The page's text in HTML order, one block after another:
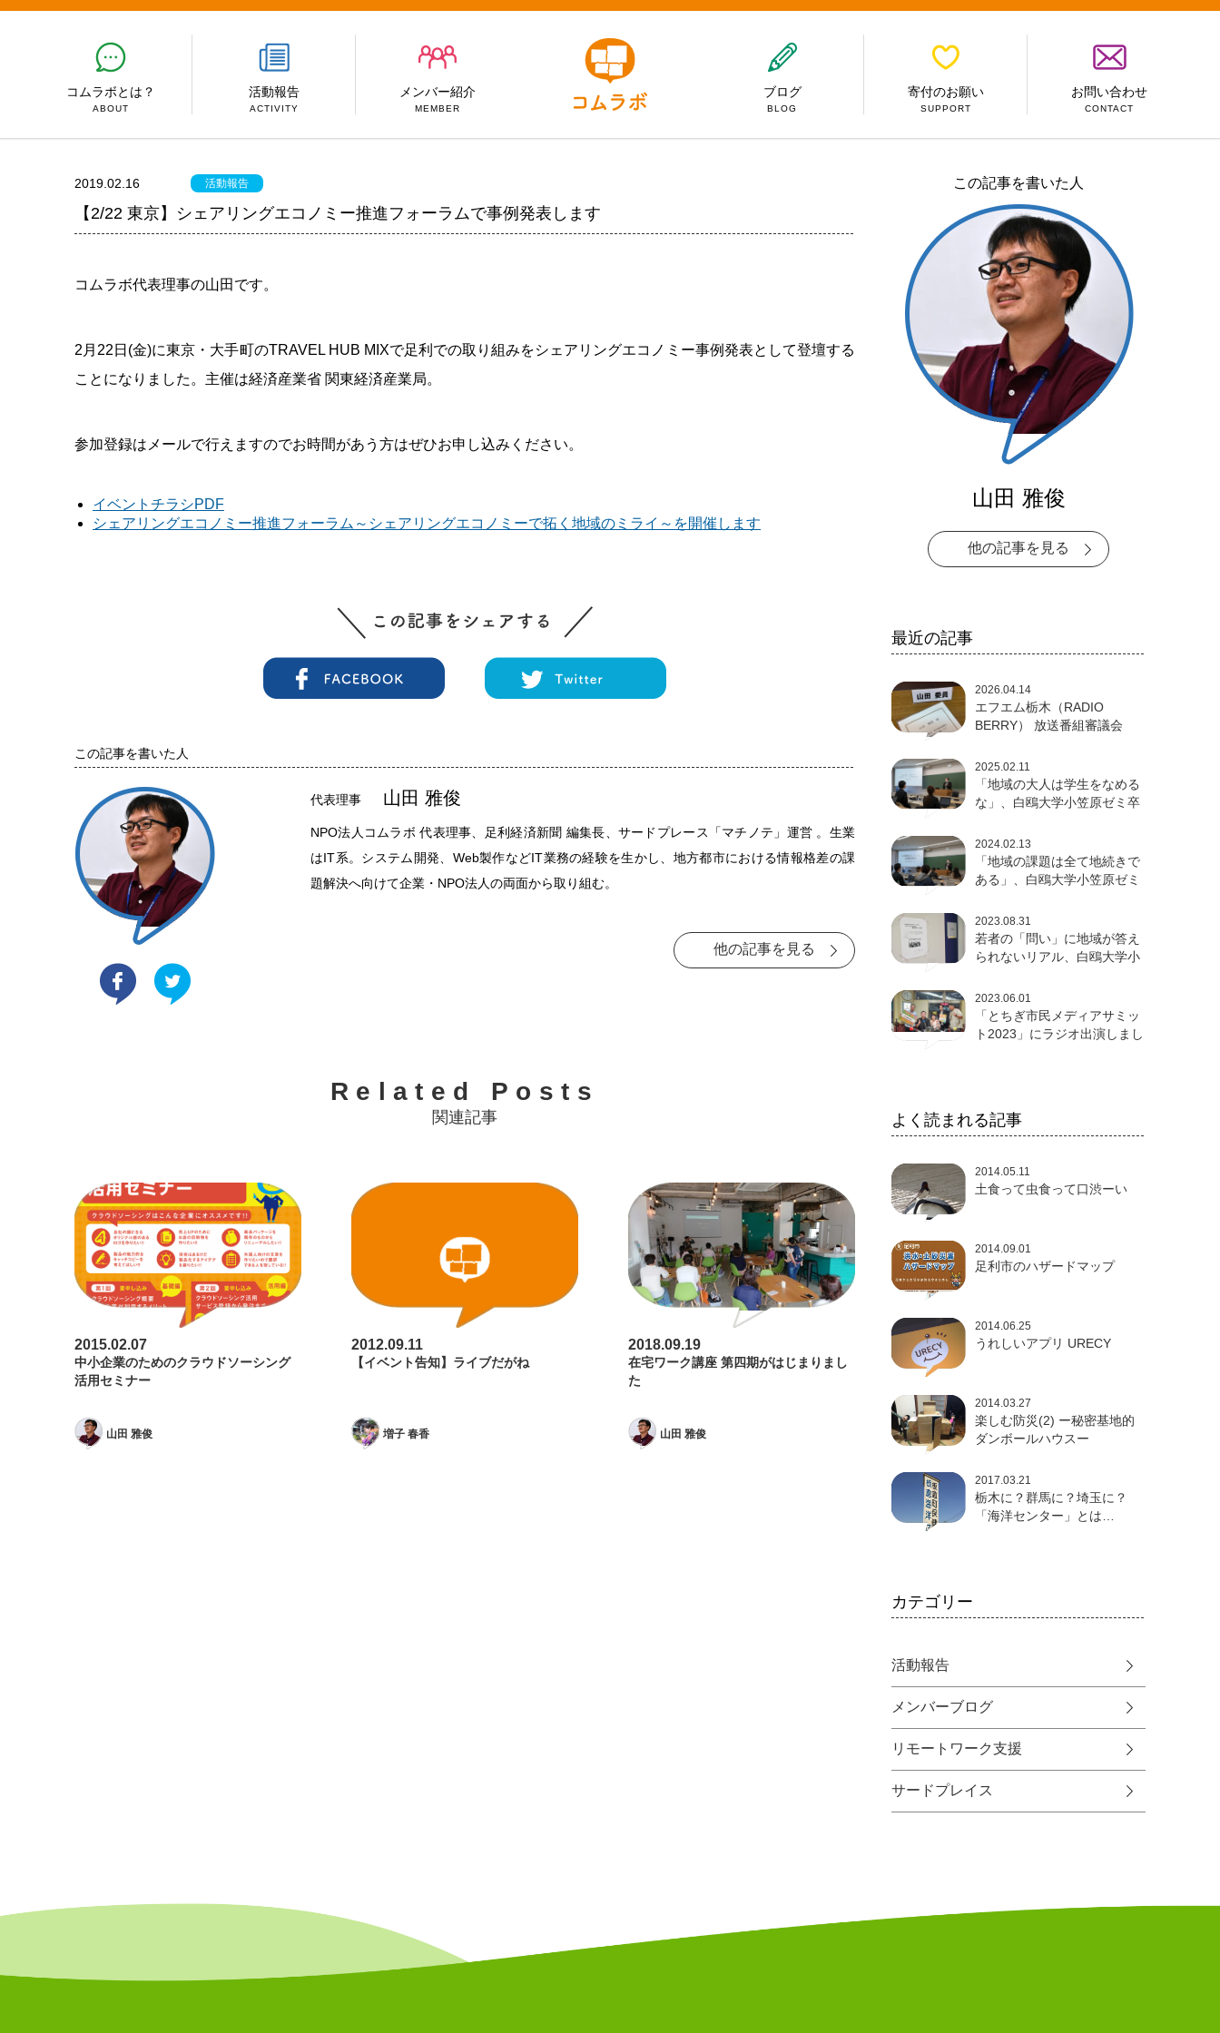
コムラボとは？
ABOUT
活動報告
ACTIVITY
メンバー紹介
MEMBER
ブログ
BLOG
寄付のお願い
SUPPORT
お問い合わせ
CONTACT
2019.02.16 活動報告
【2/22 東京】シェアリングエコノミー推進フォーラムで事例発表します
コムラボ代表理事の山田です。
2月22日(金)に東京・大手町のTRAVEL HUB MIXで足利での取り組みをシェアリングエコノミー事例発表として登壇する
ことになりました。主催は経済産業省 関東経済産業局。
参加登録はメールで行えますのでお時間があう方はぜひお申し込みください。
イベントチラシPDF
シェアリングエコノミー推進フォーラム～シェアリングエコノミーで拓く地域のミライ～を開催します
この記事を書いた人
代表理事 山田 雅俊
NPO法人コムラボ 代表理事、足利経済新聞 編集長、サードプレース「マチノテ」運営 。生業
はIT系。システム開発、Web製作などIT業務の経験を生かし、地方都市における情報格差の課
題解決へ向けて企業・NPO法人の両面から取り組む。
他の記事を見る
Related Posts
関連記事
2015.02.07
中小企業のためのクラウドソーシング
活用セミナー
山田 雅俊
2012.09.11
【イベント告知】ライブだがね
増子 春香
2018.09.19
在宅ワーク講座 第四期がはじまりまし
た
山田 雅俊
この記事を書いた人
山田 雅俊
他の記事を見る
最近の記事
2026.04.14
エフエム栃木（RADIO
BERRY） 放送番組審議会
2025.02.11
「地域の大人は学生をなめる
な」、白鴎大学小笠原ゼミ卒
2024.02.13
「地域の課題は全て地続きで
ある」、白鴎大学小笠原ゼミ
2023.08.31
若者の「問い」に地域が答え
られないリアル、白鴎大学小
2023.06.01
「とちぎ市民メディアサミッ
ト2023」にラジオ出演しまし
よく読まれる記事
2014.05.11
土食って虫食って口渋ーい
2014.09.01
足利市のハザードマップ
2014.06.25
うれしいアプリ URECY
2014.03.27
楽しむ防災(2) ー秘密基地的
ダンボールハウスー
2017.03.21
栃木に？群馬に？埼玉に？
「海洋センター」とは…
カテゴリー
活動報告
メンバーブログ
リモートワーク支援
サードプレイス